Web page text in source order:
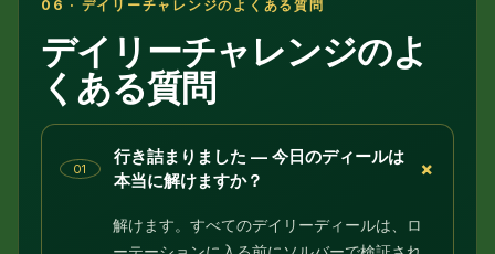
06 · デイリーチャレンジのよくある質問
デイリーチャレンジのよ
くある質問
01
行き詰まりました — 今日のディールは
本当に解けますか？
+
解けます。すべてのデイリーディールは、ロ